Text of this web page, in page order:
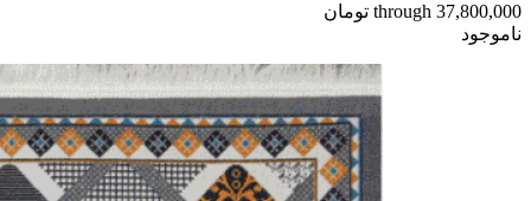
through 37,800,000 تومان
ناموجود